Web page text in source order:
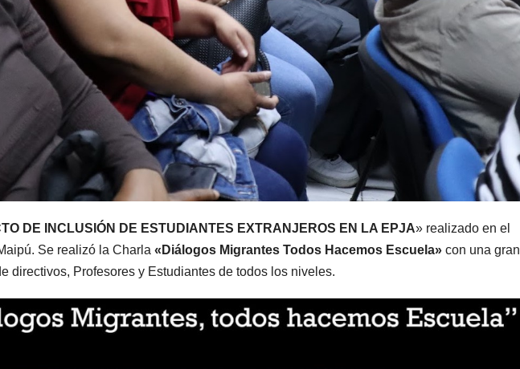
DE INCLUSIÓN DE ESTUDIANTES EXTRANJEROS EN LA EPJA» realizado en el
Se realizó la Charla «Diálogos Migrantes Todos Hacemos Escuela» con una gran
directivos, Profesores y Estudiantes de todos los niveles.